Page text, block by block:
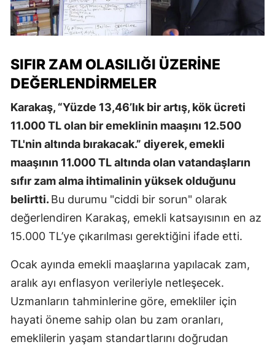
SIFIR ZAM OLASILIĞI ÜZERINE
DEĞERLENDIRMELER
Karakaş, “Yüzde 13,46’lık bir artış, kök ücreti
11.000 TL olan bir emeklinin maaşını 12.500
TL'nin altında bırakacak.” diyerek, emekli
maaşının 11.000 TL altında olan vatandaşların
sıfır zam alma ihtimalinin yüksek olduğunu
belirtti.Bu durumu "ciddi bir sorun" olarak
değerlendiren Karakaş, emekli katsayısının en az
15.000 TL’ye çıkarılması gerektiğini ifade etti.
Ocak ayında emekli maaşlarına yapılacak zam,
aralık ayı enflasyon verileriyle netleşecek.
Uzmanların tahminlerine göre, emekliler için
hayati öneme sahip olan bu zam oranları,
emeklilerin yaşam standartlarını doğrudan